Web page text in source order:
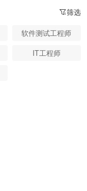
筛选
软件测试工程师
IT工程师